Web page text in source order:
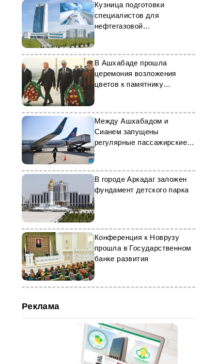
Кузница подготовки
специалистов для
нефтегазовой
промышленности
Туркменистана
В Ашхабаде прошла
церемония возложения
цветов к памятнику
Махтумкули
Между Ашхабадом и
Сианем запущены
регулярные пассажирские
авиарейсы
В городе Аркадаг заложен
фундамент детского парка
Конференция к Новрузу
прошла в Государственном
банке развития
Реклама